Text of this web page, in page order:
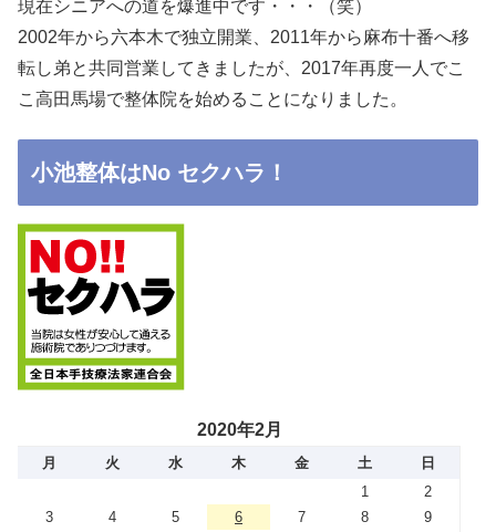
現在シニアへの道を爆進中です・・・（笑）
2002年から六本木で独立開業、2011年から麻布十番へ移
転し弟と共同営業してきましたが、2017年再度一人でこ
こ高田馬場で整体院を始めることになりました。
小池整体はNo セクハラ！
2020年2月
月 火 水 木 金 土
日
1
2
3
4 5 6 7 8
9